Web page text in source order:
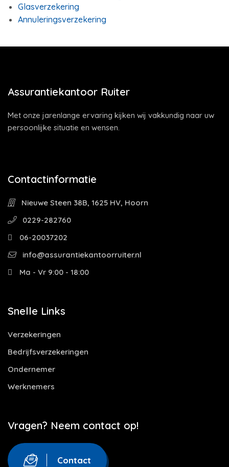
Glasverzekering
Annuleringsverzekering
Assurantiekantoor Ruiter
Met onze jarenlange ervaring kijken wij vakkundig naar uw
persoonlijke situatie en wensen.
Contactinformatie
Nieuwe Steen 38B, 1625 HV, Hoorn
0229-282760
06-20037202
info@assurantiekantoorruiter.nl
Ma - Vr 9:00 - 18:00
Snelle Links
Verzekeringen
Bedrijfsverzekeringen
Ondernemer
Werknemers
Vragen? Neem contact op!
Contact